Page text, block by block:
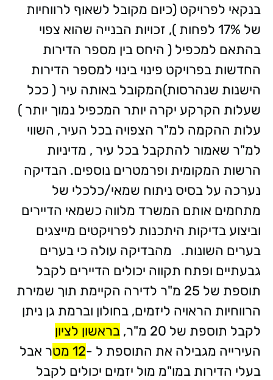
בנקאי לפרויקט (כיום מקובל לשאוף לרווחיות
של 17% לפחות ), זכויות הבנייה שהוא צפוי
בהתאם למכפיל ( היחס בין מספר הדירות
החדשות בפרויקט פינוי בינוי למספר הדירות
הישנות שנהרסות)המקובל באותה עיר ( ככל
שעלות הקרקע יקרה יותר המכפיל נמוך יותר )
עלות ההקמה למ"ר הצפויה בכל העיר, השווי
למ"ר שאמור להתקבל בכל עיר , מדיניות
הרשות המקומית ופרמטרים נוספים. הבדיקה
נערכה על בסיס ניתוח שמאי/כלכלי של
מתחמים אותם המשרד מלווה כשמאי הדיירים
וביצוע בדיקות היתכנות לפרויקטים מייצגים
בערים השונות.
מהבדיקה עולה כי בערים
גבעתיים ופתח תקווה יכולים הדיירים לקבל
תוספת של 25 מ"ר לדירה הקיימת תוך שמירת
הרווחיות הראויה ליזמים, בחולון וברמת גן ניתן
לקבל תוספת של 20 מ"ר,
בראשון לציון
העירייה מגבילה את התוספת ל -12 מט
ר אבל
בעלי הדירות במו"מ מול יזמים יכולים לקבל